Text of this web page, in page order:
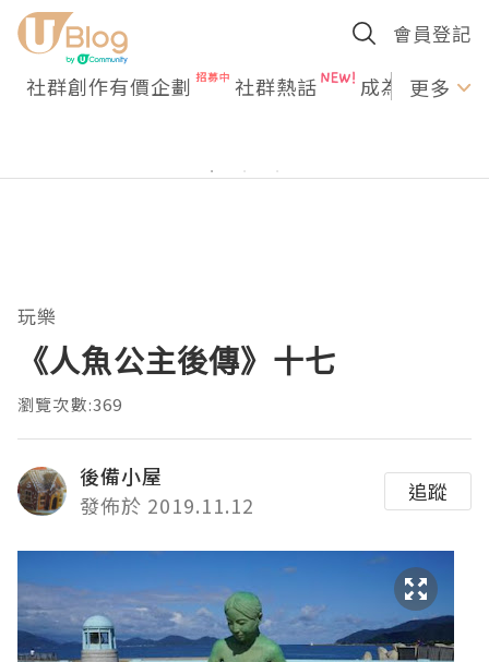
會員登記
社群創作有價企劃 社群熱話 成為U更多
玩樂
《人魚公主後傳》十七
瀏覽次數:369
後備小屋
發佈於 2019.11.12
追蹤